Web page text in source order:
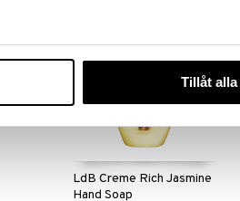
Tillåt alla
LdB Creme Rich Jasmine
Hand Soap